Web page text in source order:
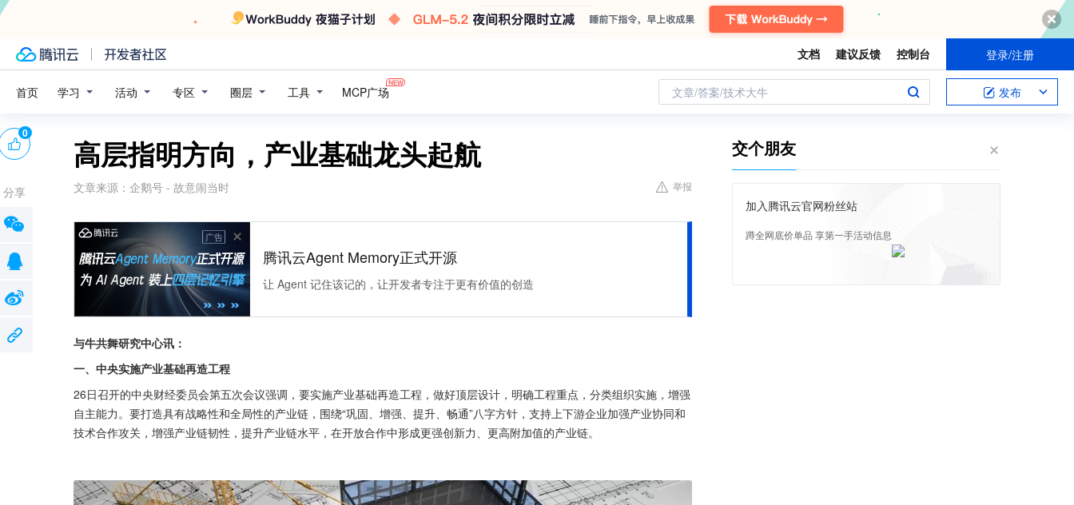
文档 建议反馈 控制台 登录/注册
首页 学习 活动 专区 圈层 工具 MCP广场 文章/答案/技术大牛 发布
高层指明方向，产业基础龙头起航
文章来源： 企鹅号 - 故意闹当时 举报
广告
腾讯云Agent Memory正式开源
让 Agent 记住该记的，让开发者专注于更有价值的创造
与牛共舞研究中心讯：
一、中央实施产业基础再造工程
26日召开的中央财经委员会第五次会议强调，要实施产业基础再造工程，做好顶层设计，明确工程重点，分类组织实施，增强
自主能力。要打造具有战略性和全局性的产业链，围绕“巩固、增强、提升、畅通”八字方针，支持上下游企业加强产业协同和
技术合作攻关，增强产业链韧性，提升产业链水平，在开放合作中形成更强创新力、更高附加值的产业链。
0
分享
交个朋友
加入腾讯云官网粉丝站
蹲全网底价单品 享第一手活动信息